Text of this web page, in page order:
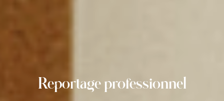
Reportage professionnel